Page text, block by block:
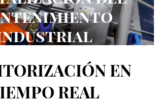
EN
REAL